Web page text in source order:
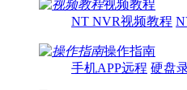
视频教程
NT NVR视频教程
操作指南
手机APP远程 硬盘